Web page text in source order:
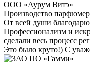
ООО «Аурум Витэ»
Производство
От всей души благодарю
Профессионализм и
сделали весь процесс
Это было круто!) С